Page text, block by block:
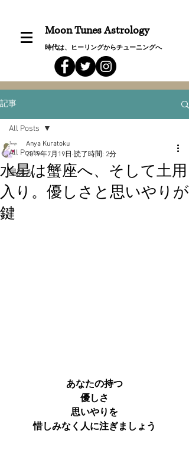
Moon Tunes Astrology
時代は、ヒーリングからチューニングへ
記事
All Posts
星詠み
All Posts
水星は蟹座へ、そして土用
入り。優しさと思いやりが
鍵
Anya Kuratoku
2019年7月19日 読了時間: 2分
あなたの持つ
優しさ
思いやりを
惜しみなく人に注ぎましょう